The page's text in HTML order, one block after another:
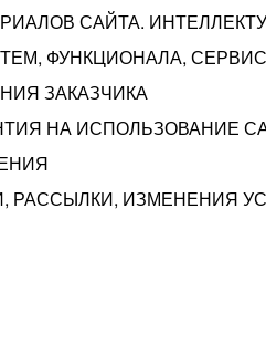
САЙТА.
ФУНКЦИОНАЛА,
ЗАКАЗЧИКА
НА ИСПОЛЬЗОВАНИЕ
РАССЫЛКИ, ИЗМЕНЕНИЯ